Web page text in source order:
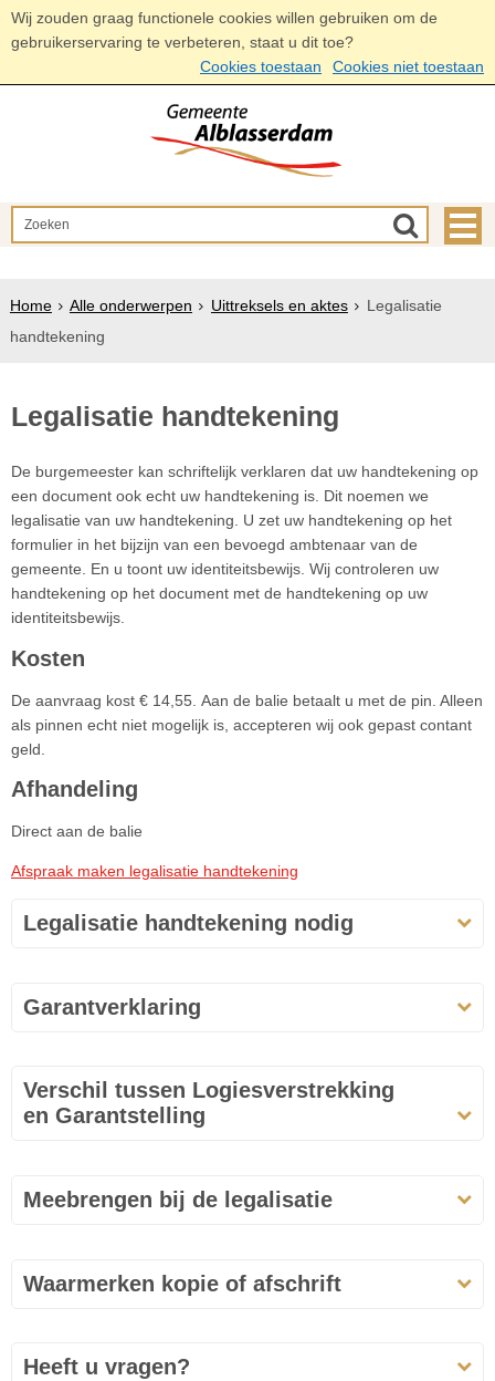
Wij zouden graag functionele cookies willen gebruiken om de
gebruikerservaring te verbeteren, staat u dit toe?
Cookies toestaan
Cookies niet toestaan
Home Alle onderwerpen Uittreksels en aktes
Legalisatie
handtekening
Legalisatie handtekening
De burgemeester kan schriftelijk verklaren dat uw handtekening op
een document ook echt uw handtekening is. Dit noemen we
legalisatie van uw handtekening. U zet uw handtekening op het
formulier in het bijzijn van een bevoegd ambtenaar van de
gemeente. En u toont uw identiteitsbewijs. Wij controleren uw
handtekening op het document met de handtekening op uw
identiteitsbewijs.
Kosten
De aanvraag kost € 14,55. Aan de balie betaalt u met de pin. Alleen
als pinnen echt niet mogelijk is, accepteren wij ook gepast contant
geld.
Afhandeling
Direct aan de balie
Afspraak maken legalisatie handtekening
Legalisatie handtekening nodig
Garantverklaring
Verschil tussen Logiesverstrekking
en Garantstelling
Meebrengen bij de legalisatie
Waarmerken kopie of afschrift
Heeft u vragen?